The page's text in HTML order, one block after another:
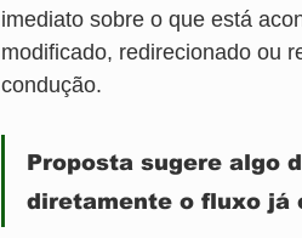
imediato sobre o que está
modificado, redirecionado ou
condução.
Proposta sugere algo
diretamente o fluxo já